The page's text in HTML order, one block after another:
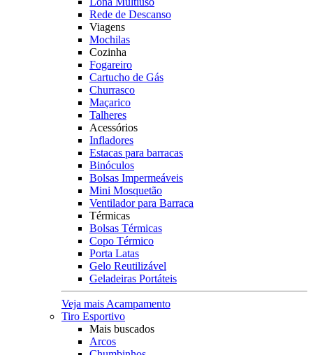
Rede de Descanso
Viagens
Mochilas
Cozinha
Fogareiro
Cartucho de Gás
Churrasco
Maçarico
Talheres
Acessórios
Infladores
Estacas para barracas
Binóculos
Bolsas Impermeáveis
Mini Mosquetão
Ventilador para Barraca
Térmicas
Bolsas Térmicas
Copo Térmico
Porta Latas
Gelo Reutilizável
Geladeiras Portáteis
Veja mais Acampamento
Tiro Esportivo
Mais buscados
Arcos